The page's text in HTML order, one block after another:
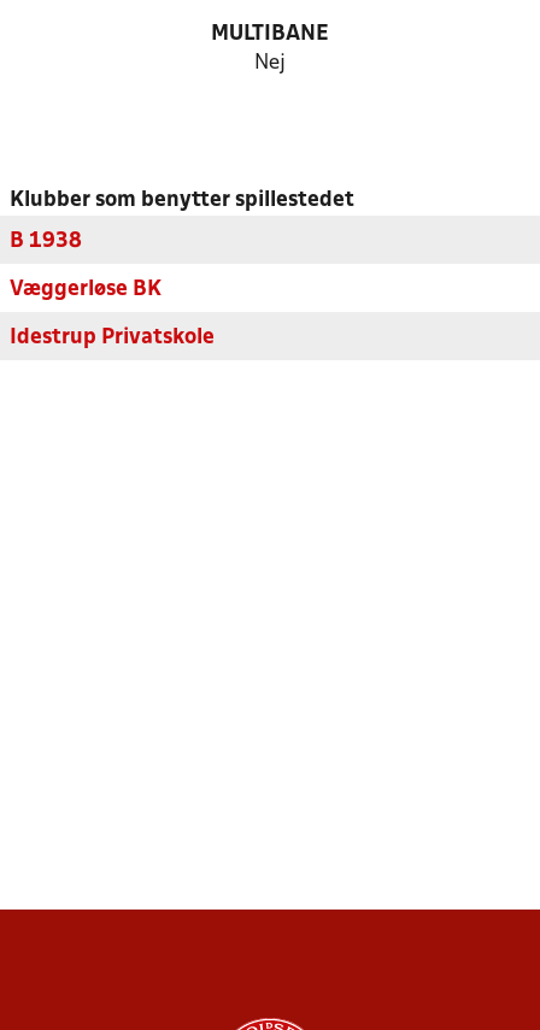
MULTIBANE
Nej
Klubber som benytter spillestedet
B 1938
Væggerløse BK
Idestrup Privatskole